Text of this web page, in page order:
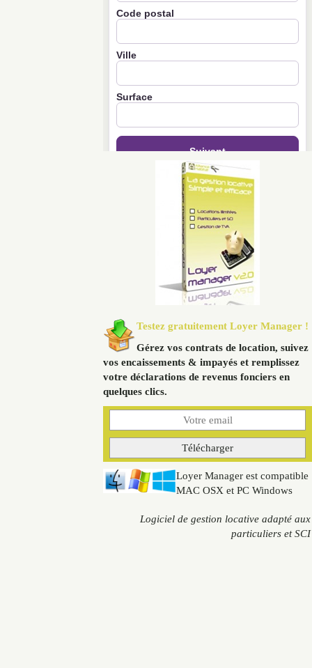
Testez gratuitement Loyer Manager !
Gérez vos contrats de location, suivez
vos encaissements & impayés et remplissez
votre déclarations de revenus fonciers en
quelques clics.
Loyer Manager est compatible
MAC OSX et PC Windows
Logiciel de gestion locative adapté aux
particuliers et SCI